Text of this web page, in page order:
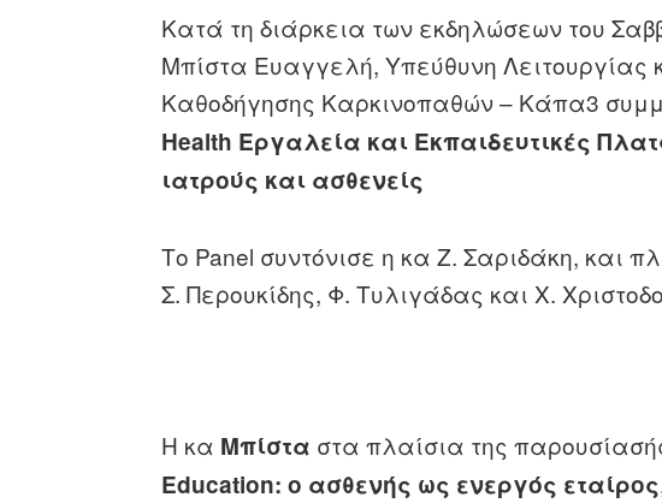
Κατά τη διάρκεια των εκδηλώσεων του
Μπίστα Ευαγγελή, Υπεύθυνη Λειτουργίας
Καθοδήγησης Καρκινοπαθών – Κάπα3
Health Εργαλεία και Εκπαιδευτικές
ιατρούς και ασθενείς
Το Panel συντόνισε η κα Ζ. Σαριδάκη, και
Σ. Περουκίδης, Φ. Τυλιγάδας και Χ.
Η κα Μπίστα στα πλαίσια της
Education: ο ασθενής ως ενεργός εταίρος